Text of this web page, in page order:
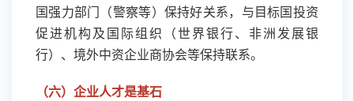
国强力部门（警察等）保持好关系，与目标国投资
促进机构及国际组织（世界银行、非洲发展银
行）、境外中资企业商协会等保持联系。
（六）企业人才是基石